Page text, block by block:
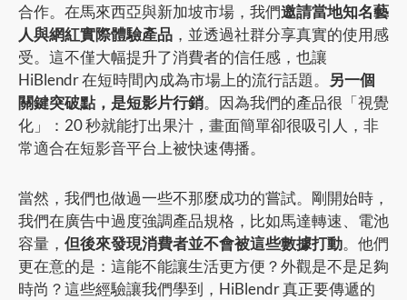
合作。在馬來西亞與新加坡市場，我們邀請當地知名藝
人與網紅實際體驗產品 ，並透過社群分享真實的使用感
受。這不僅大幅提升了消費者的信任感，也讓
HiBlendr 在短時間內成為市場上的流行話題。 另一個
關鍵突破點，是短影片行銷。因為我們的產品很「視覺
化」：20 秒就能打出果汁，畫面簡單卻很吸引人，非
常適合在短影音平台上被快速傳播。
當然，我們也做過一些不那麼成功的嘗試。剛開始時，
我們在廣告中過度強調產品規格，比如馬達轉速、電池
容量， 但後來發現消費者並不會被這些數據打動。他們
更在意的是：這能不能讓生活更方便？外觀是不是足夠
時尚？這些經驗讓我們學到，HiBlendr 真正要傳遞的